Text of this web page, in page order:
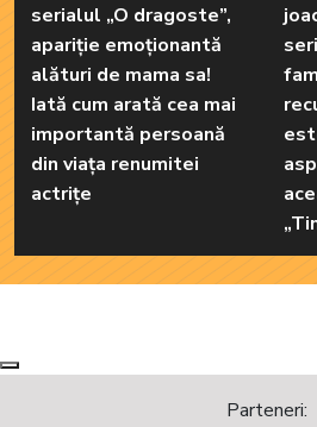
serialul „O dragoste”,
apariție emoționantă
alături de mama sa!
Iată cum arată cea mai
importantă persoană
din viața renumitei
actrițe
Next
Previous
Parteneri: